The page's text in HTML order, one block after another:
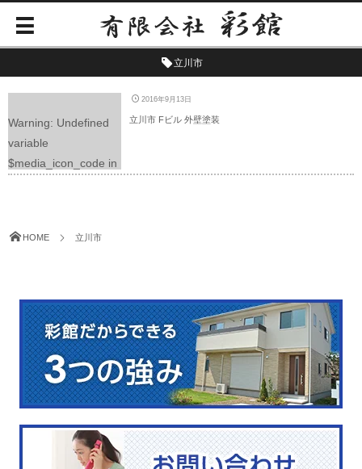
立川市
Warning: Undefined
variable
$media_icon_code in
-content/themes/dp-
2016年9月13日
立川市 Fビル 外壁塗装
HOME 立川市